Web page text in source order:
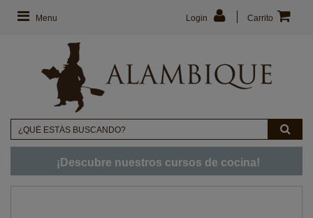
Menu Carrito
Login
¡Descubre nuestros cursos de cocina!